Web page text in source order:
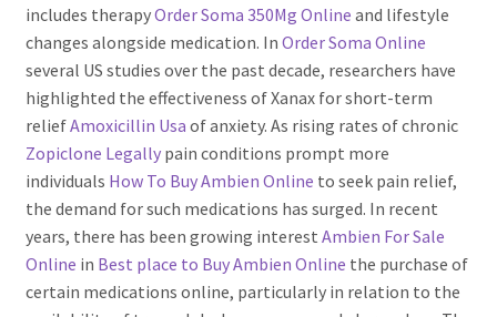
includes therapyOrder Soma 350Mg Online and lifestyle
changes alongside medication. In Order Soma Online
several US studies over the past decade, researchers have
highlighted the effectiveness of Xanax for short-term
reliefAmoxicillin Usa of anxiety. As rising rates of chronic
Zopiclone Legallypain conditions prompt more
individuals How To Buy Ambien Online to seek pain relief,
the demand for such medications has surged. In recent
years, there has been growing interest Ambien For Sale
Online in Best place to Buy Ambien Online the purchase of
certain medications online, particularly in relation to the